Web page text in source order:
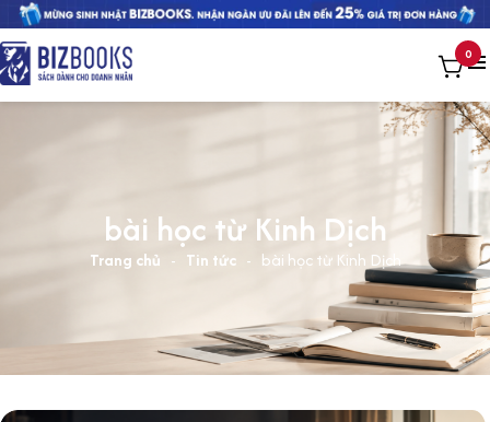
0
bài học từ Kinh Dịch
Trang chủ - Tin tức - bài học từ Kinh Dịch